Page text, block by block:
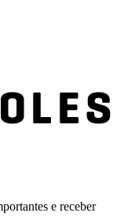
e receber